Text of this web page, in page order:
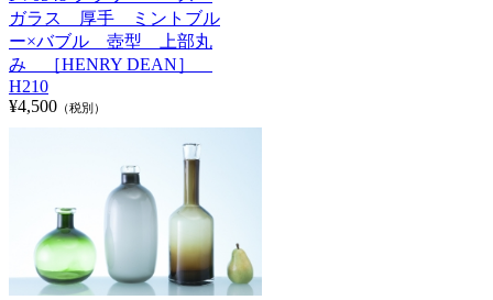
ガラス 厚手 ミントブル
ー×バブル 壺型 上部丸
み ［HENRY DEAN］
H210
¥4,500 （税別）